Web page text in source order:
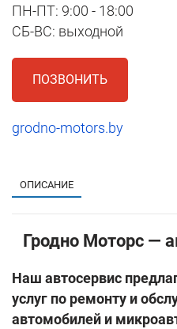
ПН-ПТ: 9:00 - 18:00
СБ-ВС: выходной
ПОЗВОНИТЬ
grodno-motors.by
ОПИСАНИЕ
Гродно Моторс —
Наш автосервис
услуг по ремонту и
автомобилей и